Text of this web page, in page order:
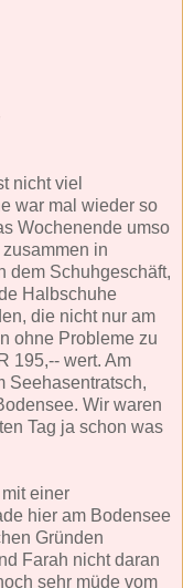
nicht viel
war mal wieder so
Wochenende umso
in
dem Schuhgeschäft,
Halbschuhe
die nicht nur am
ohne Probleme zu
195,-- wert. Am
Seehasentratsch,
Wir waren
Tag ja schon was
einer
hier am Bodensee
Gründen
Farah nicht daran
sehr müde vom